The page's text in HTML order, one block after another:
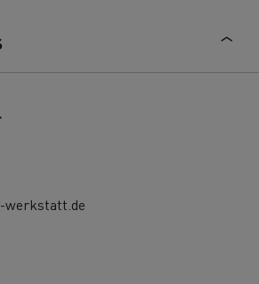
werkstatt.de